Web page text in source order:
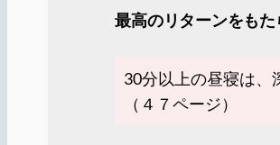
最高のリターンをも
30分以上の昼寝は、
（４７ページ）